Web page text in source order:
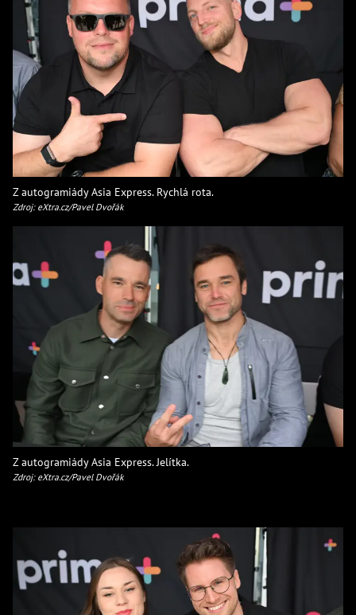
Z autogramiády Asia Express. Rychlá rota.
Zdroj: eXtra.cz/Pavel Dvořák
Z autogramiády Asia Express. Jelítka.
Zdroj: eXtra.cz/Pavel Dvořák